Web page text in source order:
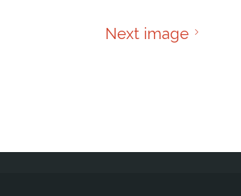
Next image